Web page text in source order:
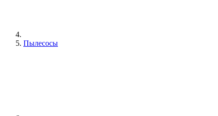
Пылесосы